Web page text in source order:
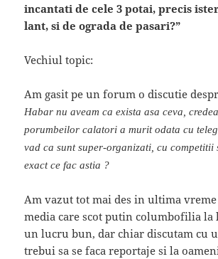
incantati de cele 3 potai, precis
lant, si de ograda de pasari?”
Vechiul topic:
Am gasit pe un forum o discutie
Habar nu aveam ca exista asa ceva,
porumbeilor calatori a murit odata cu
vad ca sunt super-organizati, cu competitii
exact ce fac astia ?
Am vazut tot mai des in ultima
media care scot putin columbofilia la
un lucru bun, dar chiar discutam cu
trebui sa se faca reportaje si la